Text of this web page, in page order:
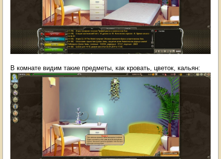
В комнате видим такие предметы, как кровать, цветок, кальян: